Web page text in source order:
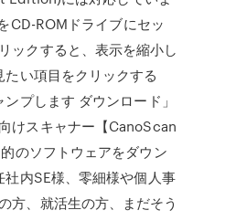
CD-ROMドライブにセッ
ックすると、表示を縮小し
い項目をクリックする
プします ダウンロード」
けスキャナー【CanoScan
のソフトウェアをダウン
内SE様、零細様や個人事
方、就活生の方、まだそう